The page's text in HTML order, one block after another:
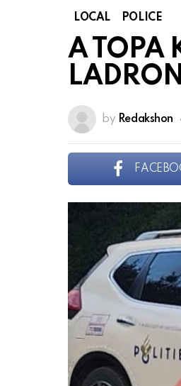
LOCAL POLICE
A TOPA
by Redakshon